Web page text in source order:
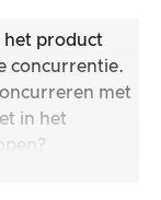
het product
concurrentie.
met
in het